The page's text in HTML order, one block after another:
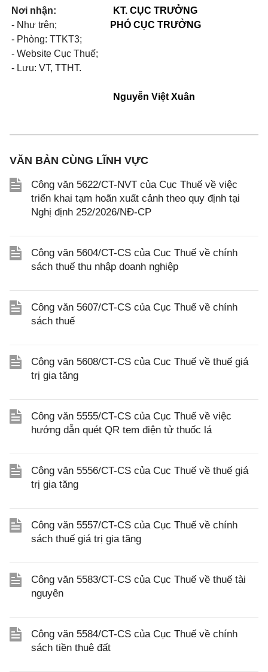
Nơi nhận:
- Như trên;
- Phòng: TTKT3;
- Website Cục Thuế;
- Lưu: VT, TTHT.
KT. CỤC TRƯỞNG
PHÓ CỤC TRƯỞNG
Nguyễn Việt Xuân
VĂN BẢN CÙNG LĨNH VỰC
Công văn 5622/CT-NVT của Cục Thuế về việc
triển khai tạm hoãn xuất cảnh theo quy định tại
Nghị định 252/2026/NĐ-CP
Công văn 5604/CT-CS của Cục Thuế về chính
sách thuế thu nhập doanh nghiệp
Công văn 5607/CT-CS của Cục Thuế về chính
sách thuế
Công văn 5608/CT-CS của Cục Thuế về thuế giá
trị gia tăng
Công văn 5555/CT-CS của Cục Thuế về việc
hướng dẫn quét QR tem điện tử thuốc lá
Công văn 5556/CT-CS của Cục Thuế về thuế giá
trị gia tăng
Công văn 5557/CT-CS của Cục Thuế về chính
sách thuế giá trị gia tăng
Công văn 5583/CT-CS của Cục Thuế về thuế tài
nguyên
Công văn 5584/CT-CS của Cục Thuế về chính
sách tiền thuê đất